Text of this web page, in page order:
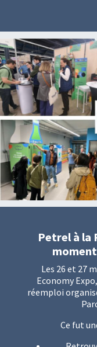
Petrel à la
Les 26 et 27
Economy
réemploi
Ce fut